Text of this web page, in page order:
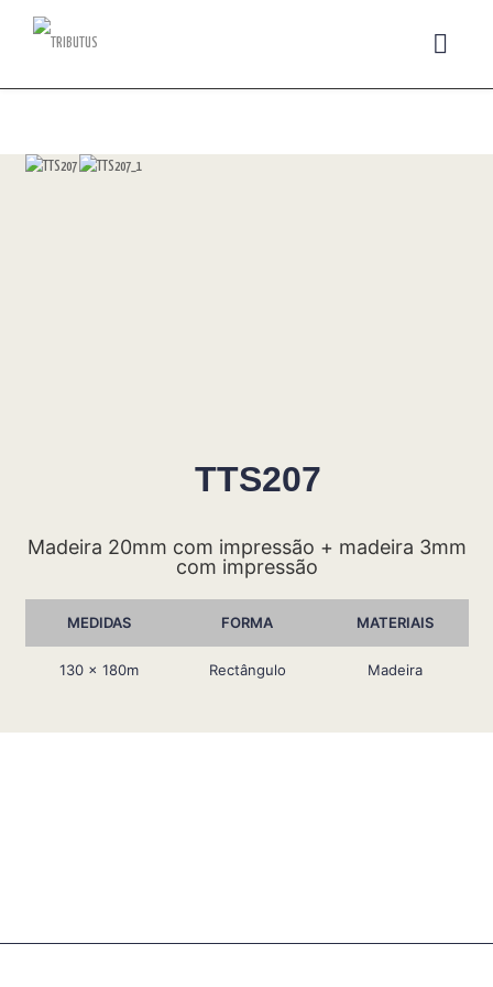
TTS207
Madeira 20mm com impressão + madeira 3mm
com impressão
MEDIDAS FORMA MATERIAIS
130 x 180m Rectângulo Madeira